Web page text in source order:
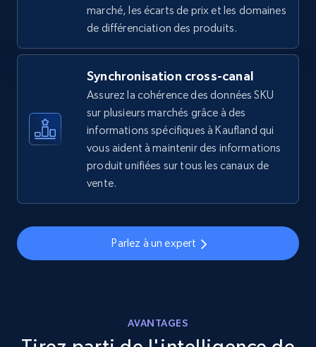
Commencer
eBay - Gather data on products using
specified keywords
URL, Product id, Title, Seller name, Seller rating,
Seller reviews, Breadcrumbs, Root category, and
Seller reviews, Breadcrumbs, Root category, and
more.
marché, les écarts de prix et les domaines
de différenciation des produits.
Synchronisation cross-canal
Assurez la cohérence des données SKU
sur plusieurs marchés grâce à des
informations spécifiques à Kaufland qui
vous aident à maintenir des informations
produit unifiées sur tous les canaux de
vente.
Parlez à un expert
AVANTAGES